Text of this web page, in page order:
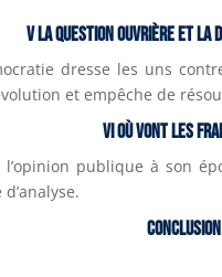
V La question ouvrière et la
dresse les uns
et empêche de
VI Où vont les
publique à son
Conclusion